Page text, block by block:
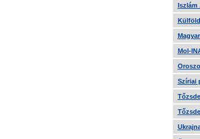
Iszlám
Mol-
Szíriai